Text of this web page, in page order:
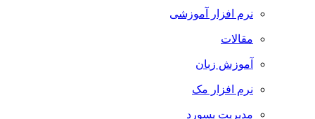
نرم افزار آموزشی
مقالات
آموزش زبان
نرم افزار مک
مدیریت پسورد